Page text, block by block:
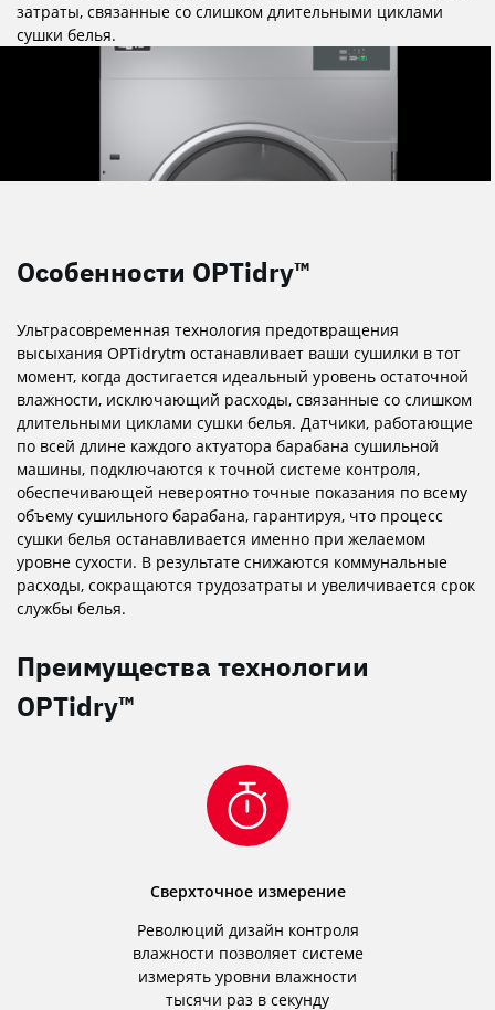
затраты, связанные со слишком длительными циклами
сушки белья.
Особенности OPTidry™
Ультрасовременная технология предотвращения
высыхания OPTidrytm останавливает ваши сушилки в тот
момент, когда достигается идеальный уровень остаточной
влажности, исключающий расходы, связанные со слишком
длительными циклами сушки белья. Датчики, работающие
по всей длине каждого актуатора барабана сушильной
машины, подключаются к точной системе контроля,
обеспечивающей невероятно точные показания по всему
объему сушильного барабана, гарантируя, что процесс
сушки белья останавливается именно при желаемом
уровне сухости. В результате снижаются коммунальные
расходы, сокращаются трудозатраты и увеличивается срок
службы белья.
Преимущества технологии
OPTidry™
Сверхточное измерение
Революций дизайн контроля
влажности позволяет системе
измерять уровни влажности
тысячи раз в секунду